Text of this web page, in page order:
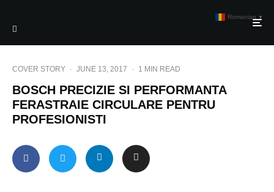
COVER STORY · JUNE 13, 2017 · 1 MIN READ
BOSCH PRECIZIE SI PERFORMANTA
FERASTRAIE CIRCULARE PENTRU
PROFESIONISTI
Romanian ▼